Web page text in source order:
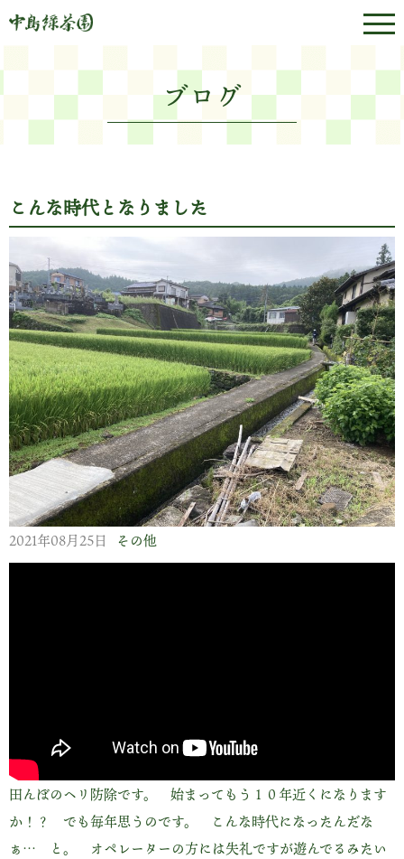
ブログ
こんな時代となりました
2021年08月25日 その他
田んぼのヘリ防除です。 始まってもう１０年近くになります
か！？ でも毎年思うのです。 こんな時代になったんだな
ぁ… と。 オペレーターの方には失礼ですが遊んでるみたい